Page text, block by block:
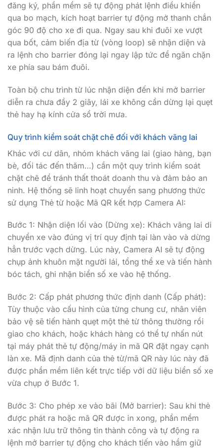
đăng ký, phần mềm sẽ tự động phát lệnh điều khiển
qua bo mạch, kích hoạt barrier tự động mở thanh chắn
góc 90 độ cho xe đi qua. Ngay sau khi đuôi xe vượt
qua bốt, cảm biến địa từ (vòng loop) sẽ nhận diện và
ra lệnh cho barrier đóng lại ngay lập tức để ngăn chặn
xe phía sau bám đuôi.
Toàn bộ chu trình từ lúc nhận diện đến khi mở barrier
diễn ra chưa đầy 2 giây, lái xe không cần dừng lại quẹt
thẻ hay hạ kính cửa sổ trời mưa.
Quy trình kiểm soát chặt chẽ đối với khách vãng lai
Khác với cư dân, nhóm khách vãng lai (giao hàng, bạn
bè, đối tác đến thăm…) cần một quy trình kiểm soát
chặt chẽ để tránh thất thoát doanh thu và đảm bảo an
ninh. Hệ thống sẽ linh hoạt chuyển sang phương thức
sử dụng Thẻ từ hoặc Mã QR kết hợp Camera AI:
Bước 1: Nhận diện lối vào (Dừng xe): Khách vãng lai di
chuyển xe vào đúng vị trí quy định tại làn vào và dừng
hẳn trước vạch dừng. Lúc này, Camera AI sẽ tự động
chụp ảnh khuôn mặt người lái, tổng thể xe và tiến hành
bóc tách, ghi nhận biển số xe vào hệ thống.
Bước 2: Cấp phát phương thức định danh (Cấp phát):
Tùy thuộc vào cấu hình của từng chung cư, nhân viên
bảo vệ sẽ tiến hành quẹt một thẻ từ thông thường rồi
giao cho khách, hoặc khách hàng có thể tự nhấn nút
tại máy phát thẻ tự động/máy in mã QR đặt ngay cạnh
làn xe. Mã định danh của thẻ từ/mã QR này lúc này đã
được phần mềm liên kết trực tiếp với dữ liệu biển số xe
vừa chụp ở Bước 1.
Bước 3: Cho phép xe vào bãi (Mở barrier): Sau khi thẻ
được phát ra hoặc mã QR được in xong, phần mềm
xác nhận lưu trữ thông tin thành công và tự động ra
lệnh mở barrier tự động cho khách tiến vào hầm giữ